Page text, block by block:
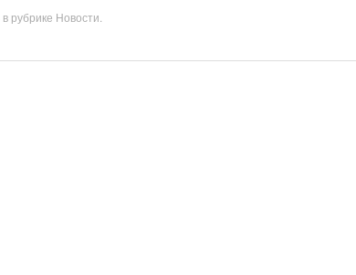
в рубрике Новости